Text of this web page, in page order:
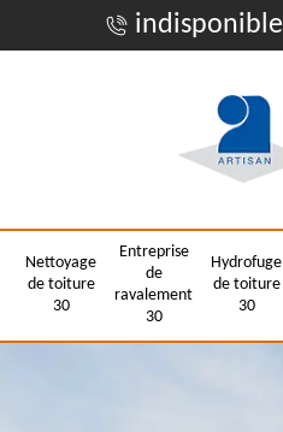
indisponible
Nettoyage
de toiture
30
Entreprise
de
ravalement
30
Hydrofuge
de toiture
30